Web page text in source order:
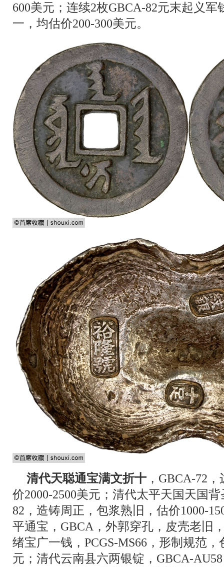
600美元；连续2枚GBCA-82元末起义
一，均估价200-300美元。
清代天聪通宝满文折十 ，GBCA-72
价2000-2500美元；清代太平天国天国
82，造铸周正，包浆熟旧，估价1000-
平通宝，GBCA，外郭穿孔，皮壳老旧
绪宝广一钱，PCGS-MS66，形制规范
元；清代云南县六两银锭，GBCA-